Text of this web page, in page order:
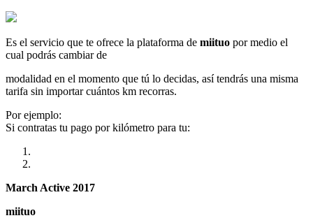
Es el servicio que te ofrece la plataforma de miituo por medio el
cual podrás cambiar de
modalidad en el momento que tú lo decidas, así tendrás una misma
tarifa sin importar cuántos km recorras.
Por ejemplo:
Si contratas tu pago por kilómetro para tu:
March Active 2017
miituo